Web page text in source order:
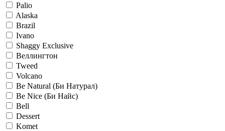
Palio
Alaska
Brazil
Ivano
Shaggy Exclusive
Веллингтон
Tweed
Volcano
Be Natural (Би Натурал)
Be Nice (Би Найс)
Bell
Dessert
Komet